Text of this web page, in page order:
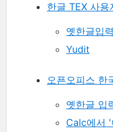
한글 TEX 사용
옛한글입력
Yudit
오픈오피스 한
옛한글 입
Calc에서